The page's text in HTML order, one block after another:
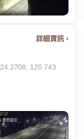
詳細資訊 ›
24.2708, 120.743